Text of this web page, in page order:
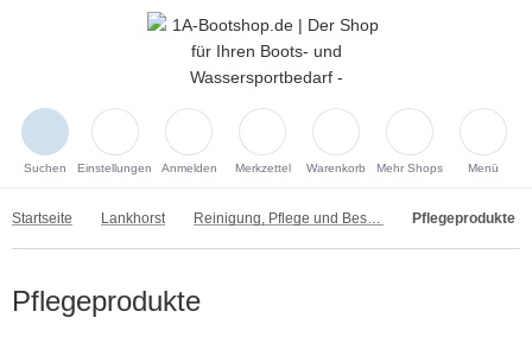
Suchen Einstellungen Anmelden Merkzettel Warenkorb Mehr Shops Menü
Startseite Lankhorst Reinigung, Pflege und Beschichtung Pflegeprodukte
Pflegeprodukte